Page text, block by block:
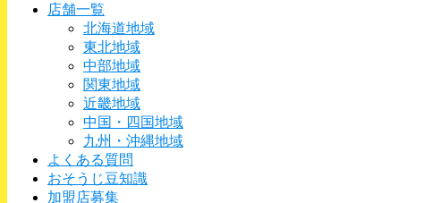
店舗一覧
北海道地域
東北地域
中部地域
関東地域
近畿地域
中国・四国地域
九州・沖縄地域
よくある質問
おそうじ豆知識
加盟店募集